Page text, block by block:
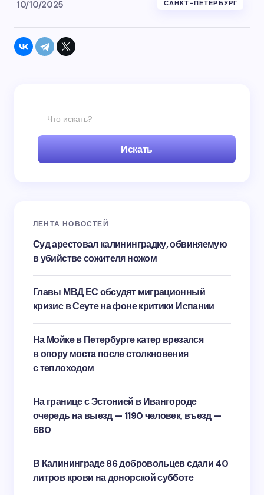
10/10/2025 САНКТ-ПЕТЕРБУРГ
Искать
ЛЕНТА НОВОСТЕЙ
Суд арестовал калининградку, обвиняемую
в убийстве сожителя ножом
Главы МВД ЕС обсудят миграционный
кризис в Сеуте на фоне критики Испании
На Мойке в Петербурге катер врезался
в опору моста после столкновения
с теплоходом
На границе с Эстонией в Ивангороде
очередь на выезд — 1190 человек, въезд —
680
В Калининграде 86 добровольцев сдали 40
литров крови на донорской субботе